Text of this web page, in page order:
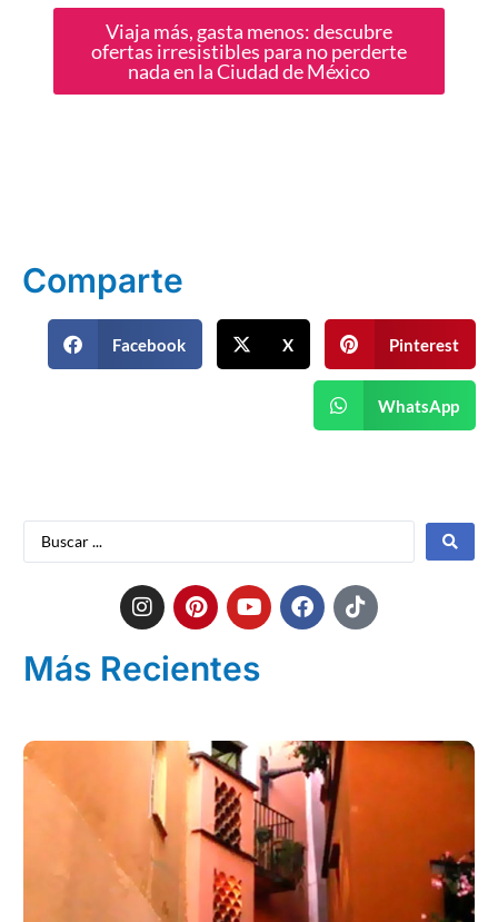
Viaja más, gasta menos: descubre
ofertas irresistibles para no perderte
nada en la Ciudad de México
Comparte
Facebook X Pinterest
WhatsApp
Más Recientes